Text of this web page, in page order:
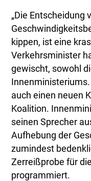
„Die Entscheidung
kippen, ist eine
Verkehrsminister
gewischt, sowohl
auch einen neuen
Koalition.
seinen Sprecher
Aufhebung der
zumindest
Zerreißprobe für
programmiert.